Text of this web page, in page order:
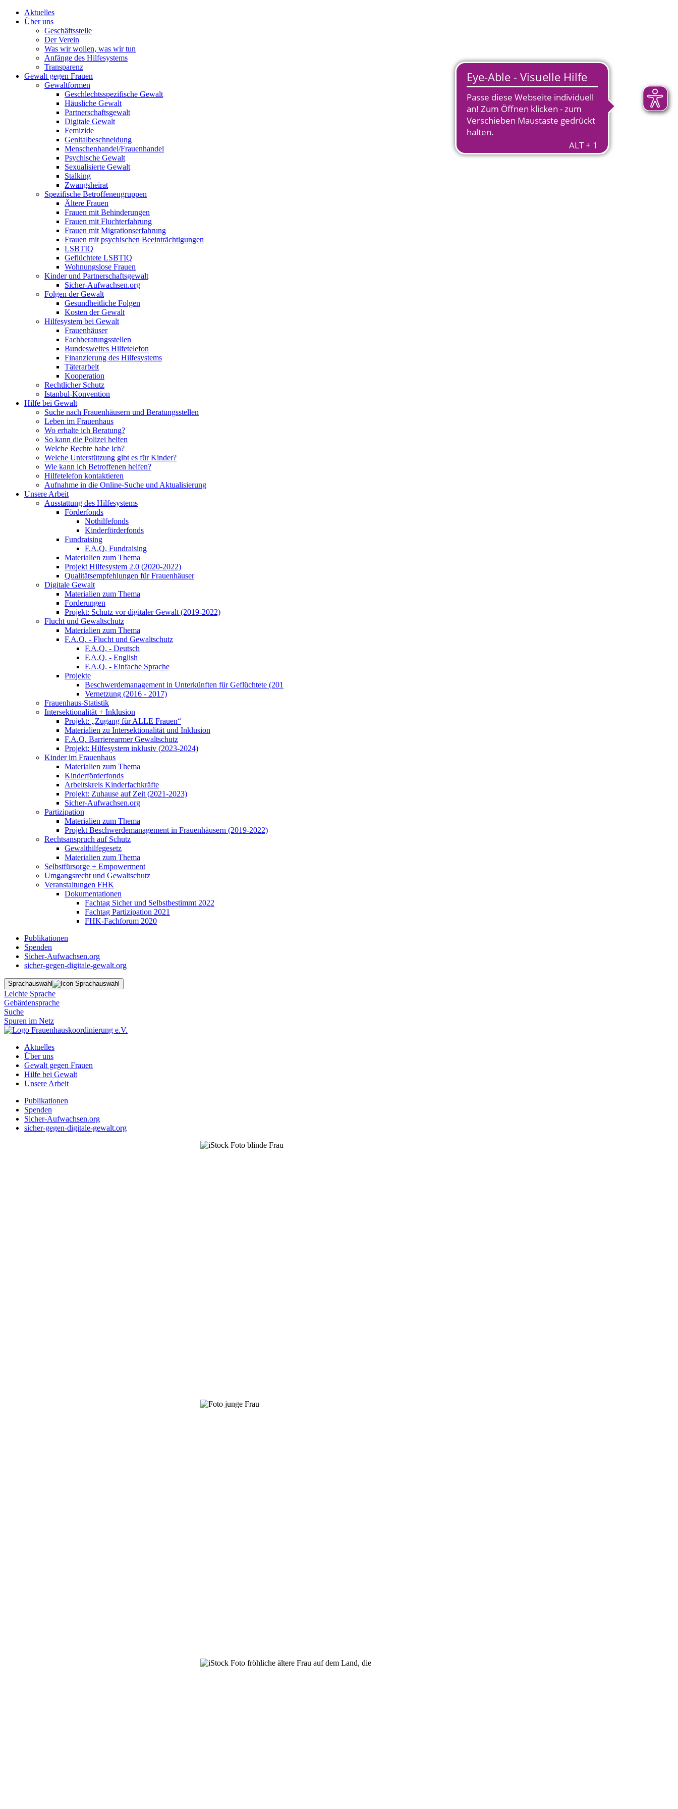
Aktuelles
Über uns
Geschäftsstelle
Der Verein
Was wir wollen, was wir tun
Anfänge des Hilfesystems
Transparenz
Gewalt gegen Frauen
Gewaltformen
Geschlechtsspezifische Gewalt
Häusliche Gewalt
Partnerschaftsgewalt
Digitale Gewalt
Femizide
Genitalbeschneidung
Menschenhandel/Frauenhandel
Psychische Gewalt
Sexualisierte Gewalt
Stalking
Zwangsheirat
Spezifische Betroffenengruppen
Ältere Frauen
Frauen mit Behinderungen
Frauen mit Fluchterfahrung
Frauen mit Migrationserfahrung
Frauen mit psychischen Beeinträchtigungen
LSBTIQ
Geflüchtete LSBTIQ
Wohnungslose Frauen
Kinder und Partnerschaftsgewalt
Sicher-Aufwachsen.org
Folgen der Gewalt
Gesundheitliche Folgen
Kosten der Gewalt
Hilfesystem bei Gewalt
Frauenhäuser
Fachberatungsstellen
Bundesweites Hilfetelefon
Finanzierung des Hilfesystems
Täterarbeit
Kooperation
Rechtlicher Schutz
Istanbul-Konvention
Hilfe bei Gewalt
Suche nach Frauenhäusern und Beratungsstellen
Leben im Frauenhaus
Wo erhalte ich Beratung?
So kann die Polizei helfen
Welche Rechte habe ich?
Welche Unterstützung gibt es für Kinder?
Wie kann ich Betroffenen helfen?
Hilfetelefon kontaktieren
Aufnahme in die Online-Suche und Aktualisierung
Unsere Arbeit
Ausstattung des Hilfesystems
Förderfonds
Nothilfefonds
Kinderförderfonds
Fundraising
F.A.Q. Fundraising
Materialien zum Thema
Projekt Hilfesystem 2.0 (2020-2022)
Qualitätsempfehlungen für Frauenhäuser
Digitale Gewalt
Materialien zum Thema
Forderungen
Projekt: Schutz vor digitaler Gewalt (2019-2022)
Flucht und Gewaltschutz
Materialien zum Thema
F.A.Q. - Flucht und Gewaltschutz
F.A.Q. - Deutsch
F.A.Q. - English
F.A.Q. - Einfache Sprache
Projekte
Beschwerdemanagement in Unterkünften für Geflüchtete (201
Vernetzung (2016 - 2017)
Frauenhaus-Statistik
Intersektionalität + Inklusion
Projekt: „Zugang für ALLE Frauen“
Materialien zu Intersektionalität und Inklusion
F.A.Q. Barrierearmer Gewaltschutz
Projekt: Hilfesystem inklusiv (2023-2024)
Kinder im Frauenhaus
Materialien zum Thema
Kinderförderfonds
Arbeitskreis Kinderfachkräfte
Projekt: Zuhause auf Zeit (2021-2023)
Sicher-Aufwachsen.org
Partizipation
Materialien zum Thema
Projekt Beschwerdemanagement in Frauenhäusern (2019-2022)
Rechtsanspruch auf Schutz
Gewalthilfegesetz
Materialien zum Thema
Selbstfürsorge + Empowerment
Umgangsrecht und Gewaltschutz
Veranstaltungen FHK
Dokumentationen
Fachtag Sicher und Selbstbestimmt 2022
Fachtag Partizipation 2021
FHK-Fachforum 2020
Publikationen
Spenden
Sicher-Aufwachsen.org
sicher-gegen-digitale-gewalt.org
Sprachauswahl
Leichte Sprache
Gebärdensprache
Suche
Spuren im Netz
Aktuelles
Über uns
Gewalt gegen Frauen
Hilfe bei Gewalt
Unsere Arbeit
Publikationen
Spenden
Sicher-Aufwachsen.org
sicher-gegen-digitale-gewalt.org